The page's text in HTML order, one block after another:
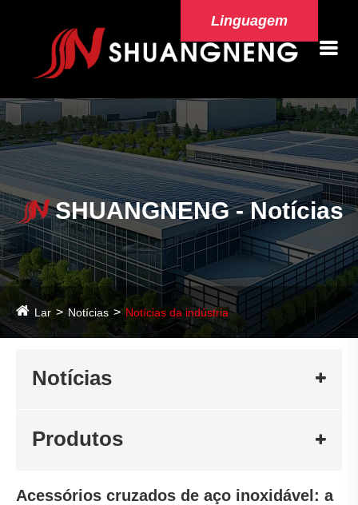
Linguagem
SHUANGNENG - Notícias
Lar Notícias Notícias da indústria
Notícias
Produtos
Acessórios cruzados de aço inoxidável: a